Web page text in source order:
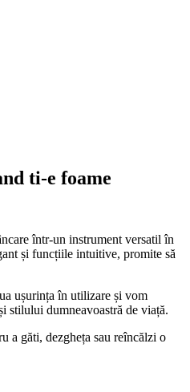
ti-e foame
într-un instrument versatil în
și funcțiile intuitive, promite să
ușurința în utilizare și vom
stilului dumneavoastră de viață.
a găti, dezgheța sau reîncălzi o